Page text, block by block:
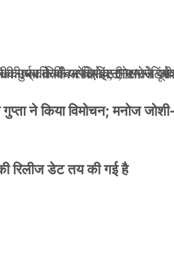
धमकियाँ : सेलिब्रिटी
अपदस्थ, JDA ने
गुप्ता ने किया विमोचन; मनोज
उम्र तक बन गए इंटरनेशनल
गुप्ता ने किया विमोचन; मनोज
रिलीज डेट तय की गई है